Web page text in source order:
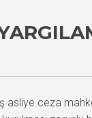
asliye ceza